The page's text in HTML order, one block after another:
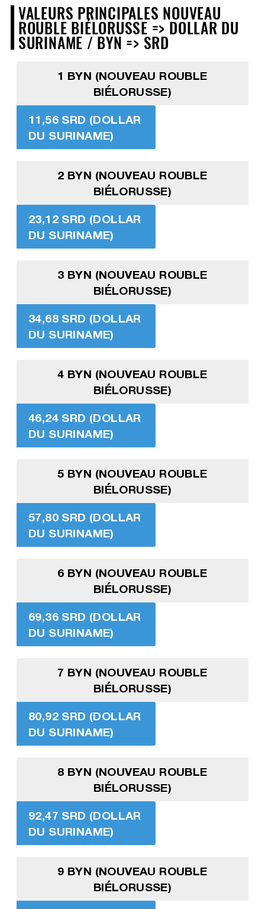
VALEURS PRINCIPALES NOUVEAU
ROUBLE BIÉLORUSSE => DOLLAR DU
SURINAME / BYN => SRD
1 BYN (NOUVEAU ROUBLE
BIÉLORUSSE)
11,56 SRD (DOLLAR
DU SURINAME)
2 BYN (NOUVEAU ROUBLE
BIÉLORUSSE)
23,12 SRD (DOLLAR
DU SURINAME)
3 BYN (NOUVEAU ROUBLE
BIÉLORUSSE)
34,68 SRD (DOLLAR
DU SURINAME)
4 BYN (NOUVEAU ROUBLE
BIÉLORUSSE)
46,24 SRD (DOLLAR
DU SURINAME)
5 BYN (NOUVEAU ROUBLE
BIÉLORUSSE)
57,80 SRD (DOLLAR
DU SURINAME)
6 BYN (NOUVEAU ROUBLE
BIÉLORUSSE)
69,36 SRD (DOLLAR
DU SURINAME)
7 BYN (NOUVEAU ROUBLE
BIÉLORUSSE)
80,92 SRD (DOLLAR
DU SURINAME)
8 BYN (NOUVEAU ROUBLE
BIÉLORUSSE)
92,47 SRD (DOLLAR
DU SURINAME)
9 BYN (NOUVEAU ROUBLE
BIÉLORUSSE)